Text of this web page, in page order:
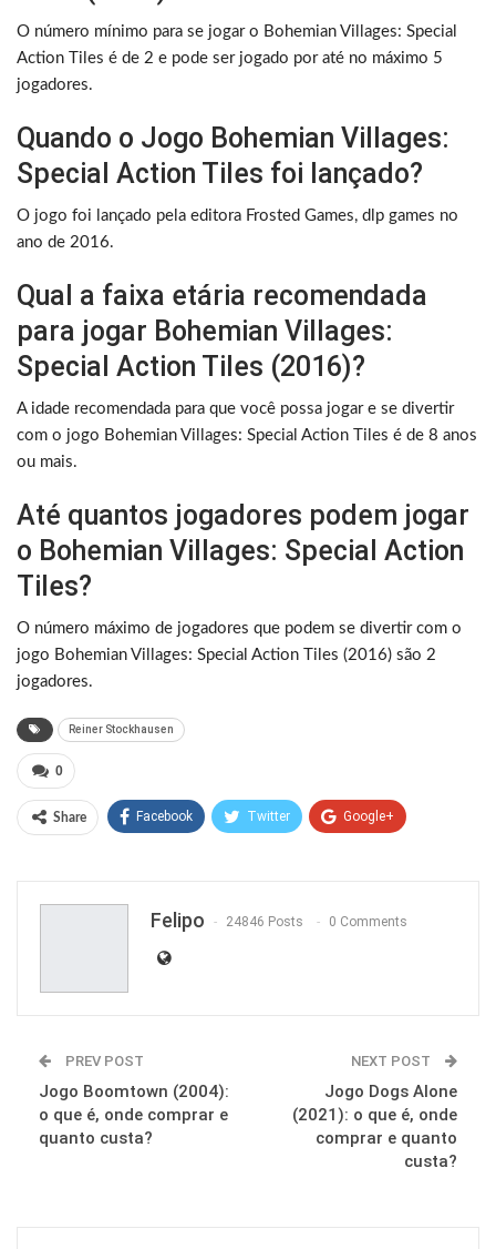
O número mínimo para se jogar o Bohemian Villages: Special
Action Tiles é de 2 e pode ser jogado por até no máximo 5
jogadores.
Quando o Jogo Bohemian Villages:
Special Action Tiles foi lançado?
O jogo foi lançado pela editora Frosted Games, dlp games no
ano de 2016.
Qual a faixa etária recomendada
para jogar Bohemian Villages:
Special Action Tiles (2016)?
A idade recomendada para que você possa jogar e se divertir
com o jogo Bohemian Villages: Special Action Tiles é de 8 anos
ou mais.
Até quantos jogadores podem jogar
o Bohemian Villages: Special Action
Tiles?
O número máximo de jogadores que podem se divertir com o
jogo Bohemian Villages: Special Action Tiles (2016) são 2
jogadores.
Reiner Stockhausen
0
Share Facebook Twitter Google+
Felipo 24846 Posts 0 Comments
PREV POST
Jogo Boomtown (2004):
o que é, onde comprar e
quanto custa?
NEXT POST
Jogo Dogs Alone
(2021): o que é, onde
comprar e quanto
custa?